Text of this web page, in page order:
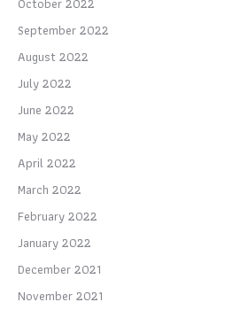
September 2022
August 2022
July 2022
June 2022
May 2022
April 2022
March 2022
February 2022
January 2022
December 2021
November 2021